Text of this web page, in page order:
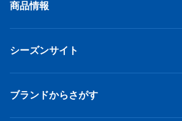
商品情報
シーズンサイト
ブランドからさがす